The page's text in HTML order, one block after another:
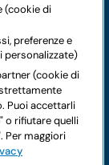
(cookie di
preferenze e
personalizzate)
(cookie di
Puoi accettarli
o rifiutare quelli
Per maggiori